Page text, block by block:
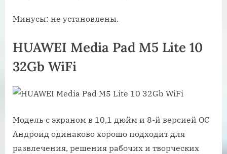
Минусы: не установлены.
HUAWEI Media Pad M5 Lite 10
32Gb WiFi
Модель с экраном в 10,1 дюйм и 8-й версией ОС
Андроид одинаково хорошо подходит для
развлечения, решения рабочих и творческих